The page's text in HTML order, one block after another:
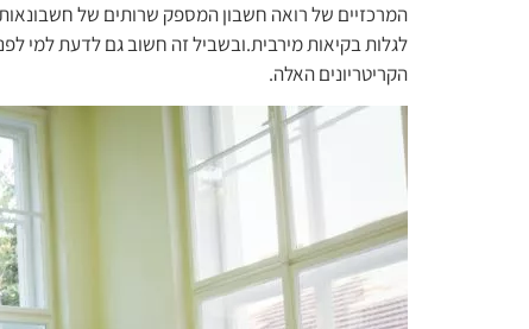
המרכזיים של רואה חשבון המספק שרותים של חשבונאות
לגלות בקיאות מירבית.ובשביל זה חשוב גם לדעת למי
הקריטריונים האלה.